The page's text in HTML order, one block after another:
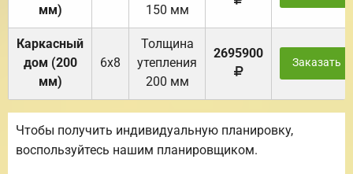
мм)
150 мм
Каркасный
дом (200
мм)
6х8
Толщина
утепления
200 мм
2695900
Заказать
Чтобы получить индивидуальную планировку,
воспользуйтесь нашим планировщиком.